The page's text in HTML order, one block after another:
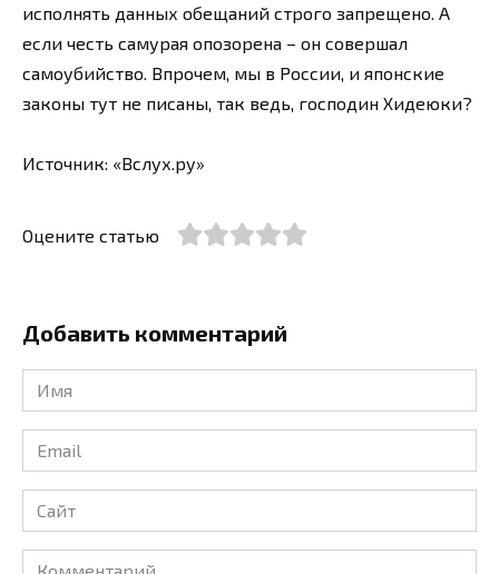
исполнять данных обещаний строго запрещено. А
если честь самурая опозорена – он совершал
самоубийство. Впрочем, мы в России, и японские
законы тут не писаны, так ведь, господин Хидеюки?
Источник: «Вслух.ру»
Оцените статью
Добавить комментарий
Имя
*
Email
*
Сайт
Комментарий